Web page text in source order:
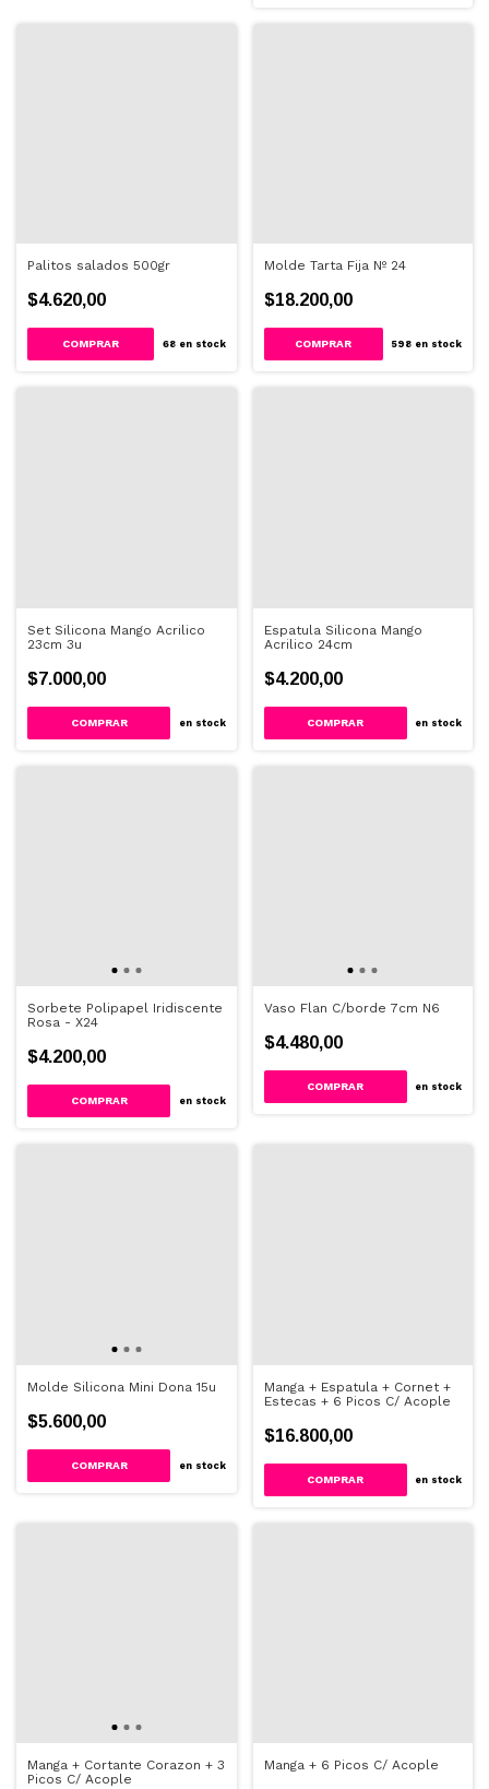
Palitos salados 500gr
$4.620,00
68en stock
Molde Tarta Fija Nº 24
$18.200,00
598 en stock
Set Silicona Mango Acrilico
23cm 3u
$7.000,00
en stock
Espatula Silicona Mango
Acrilico 24cm
$4.200,00
en stock
Sorbete Polipapel Iridiscente
Rosa - X24
$4.200,00
en stock
Vaso Flan C/borde 7cm N6
$4.480,00
en stock
Molde Silicona Mini Dona 15u
$5.600,00
en stock
Manga + Espatula + Cornet +
Estecas + 6 Picos C/ Acople
$16.800,00
en stock
Manga + Cortante Corazon + 3
Picos C/ Acople
Manga + 6 Picos C/ Acople